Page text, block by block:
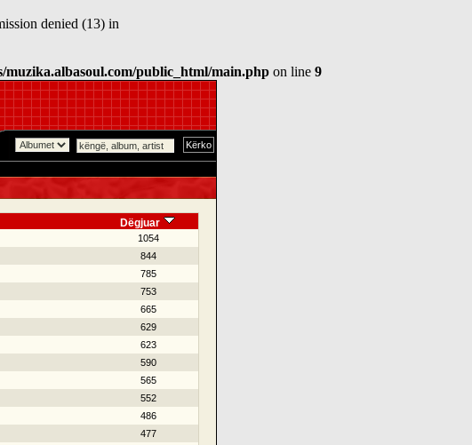
denied (13) in
muzika.albasoul.com/public_html/main.php on line 9
Dëgjuar
1054
844
785
753
665
629
623
590
565
552
486
477